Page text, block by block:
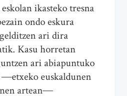
ikasteko tresna
ondo eskura
ari dira
Kasu horretan
ari abiapuntuko
euskaldunen
artean―